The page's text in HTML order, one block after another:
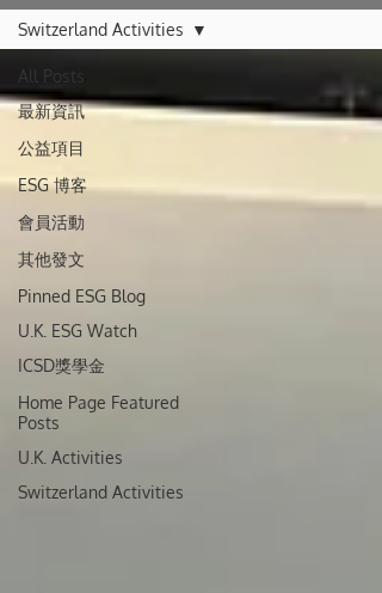
All Posts
最新資訊
公益項目
ESG 博客
會員活動
其他發文
Pinned ESG Blog
U.K. ESG Watch
ICSD獎學金
Home Page Featured
Posts
U.K. Activities
Switzerland Activities
Switzerland Activities